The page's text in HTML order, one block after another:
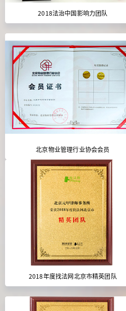
2018法治中国影响力团队
北京物业管理行业协会会员
2018年度找法网北京市精英团队